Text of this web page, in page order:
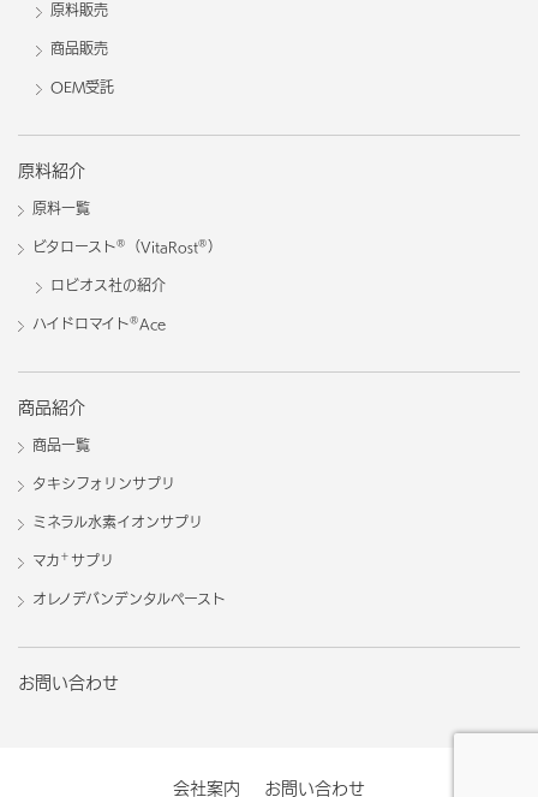
原料販売
商品販売
OEM受託
原料紹介
原料一覧
ビタロースト® （VitaRost® ）
ロビオス社の紹介
ハイドロマイト® Ace
商品紹介
商品一覧
タキシフォリンサプリ
ミネラル水素イオンサプリ
マカ ＋ サプリ
オレノデバンデンタルペースト
お問い合わせ
会社案内 お問い合わせ